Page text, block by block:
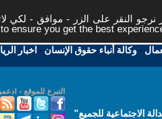
النقر على الزر - موافق - لكي
ensure you get the best
-وكالة أنباء حقوق الإنسان - اخبار
التبرع للموقع -
الاجتماعية للجميع"